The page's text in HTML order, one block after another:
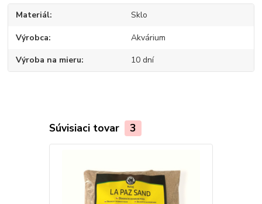
Materiál Sklo
Výrobca Akvárium
Výroba na mieru 10 dní
Súvisiaci tovar 3